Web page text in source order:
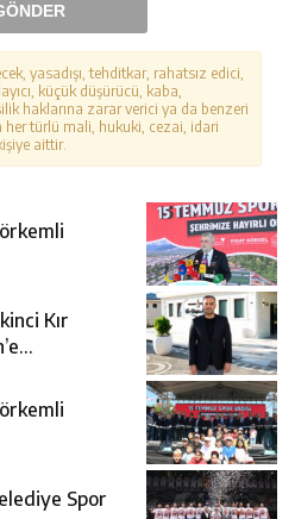
yasadışı, tehditkar, rahatsız edici,
küçük düşürücü, kaba,
haklarına zarar verici ya da benzeri
türlü mali, hukuki, cezai, idari
aittir.
Kır
Spor